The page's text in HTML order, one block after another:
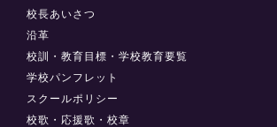
校長あいさつ
沿革
校訓・教育目標・学校教育要覧
学校パンフレット
スクールポリシー
校歌・応援歌・校章